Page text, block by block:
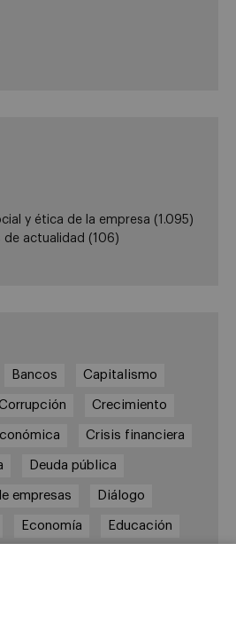
y ética de la empresa (1.095)
de actualidad (106)
Bancos Capitalismo
Crecimiento
Crisis financiera
Deuda pública
empresas Diálogo
Economía Educación